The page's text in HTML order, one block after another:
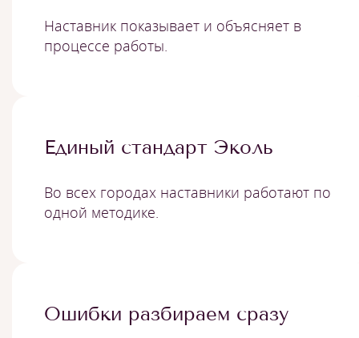
Наставник показывает и объясняет в
процессе работы.
Единый стандарт Эколь
Во всех городах наставники работают по
одной методике.
Ошибки разбираем сразу